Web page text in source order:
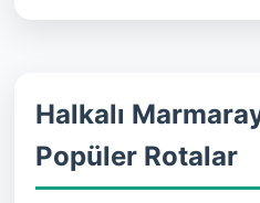
Halkalı
Popüler Rotalar